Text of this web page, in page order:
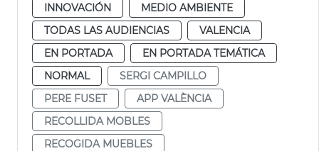
INNOVACIÓN
MEDIO AMBIENTE
TODAS LAS AUDIENCIAS
VALENCIA
EN PORTADA
EN PORTADA TEMÁTICA
NORMAL
SERGI CAMPILLO
PERE FUSET
APP VALÈNCIA
RECOLLIDA MOBLES
RECOGIDA MUEBLES